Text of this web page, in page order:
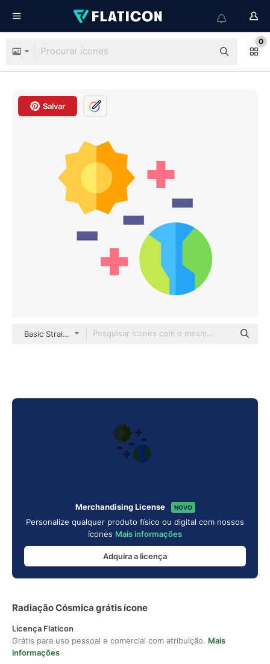
0
Salvar
Basic Straight Flat
Merchandising License NOVO
Personalize qualquer produto físico ou digital com nossos
ícones Mais informações
Adquira a licença
Radiação Cósmica grátis ícone
Licença Flaticon
Grátis para uso pessoal e comercial com atribuição. Mais
informações